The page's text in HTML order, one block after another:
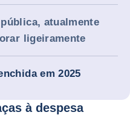
atualmente
ligeiramente
em 2025
à despesa